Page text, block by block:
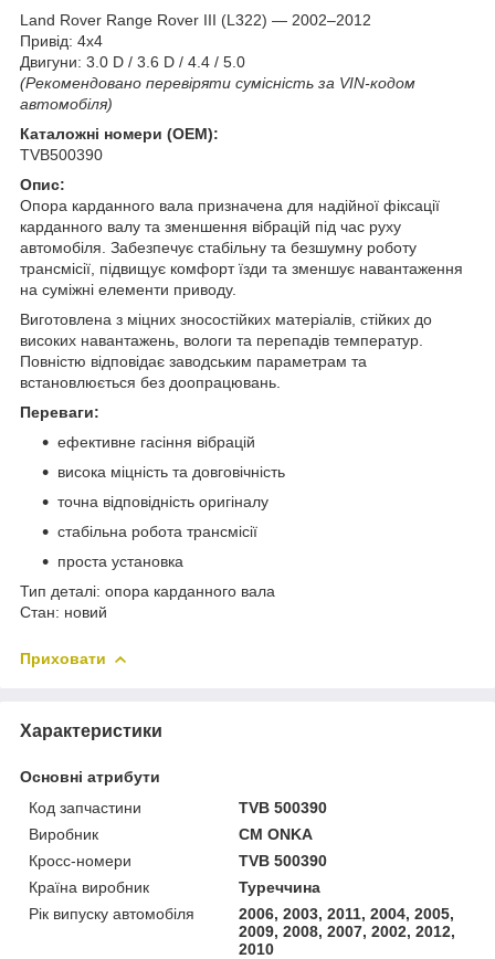
Land Rover Range Rover III (L322) — 2002–2012
Привід: 4x4
Двигуни: 3.0 D / 3.6 D / 4.4 / 5.0
(Рекомендовано перевіряти сумісність за VIN-кодом
автомобіля)
Каталожні номери (OEM):
TVB500390
Опис:
Опора карданного вала призначена для надійної фіксації
карданного валу та зменшення вібрацій під час руху
автомобіля. Забезпечує стабільну та безшумну роботу
трансмісії, підвищує комфорт їзди та зменшує навантаження
на суміжні елементи приводу.
Виготовлена з міцних зносостійких матеріалів, стійких до
високих навантажень, вологи та перепадів температур.
Повністю відповідає заводським параметрам та
встановлюється без доопрацювань.
Переваги:
ефективне гасіння вібрацій
висока міцність та довговічність
точна відповідність оригіналу
стабільна робота трансмісії
проста установка
Тип деталі: опора карданного вала
Стан: новий
Приховати
Характеристики
Основні атрибути
Код запчастини
TVB 500390
Виробник
CM ONKA
Кросс-номери
TVB 500390
Країна виробник
Туреччина
Рік випуску автомобіля
2006, 2003, 2011, 2004, 2005,
2009, 2008, 2007, 2002, 2012,
2010